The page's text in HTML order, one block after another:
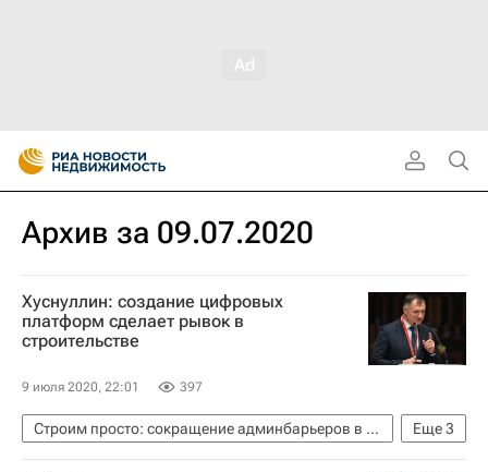
Архив за 09.07.2020
Хуснуллин: создание цифровых
платформ сделает рывок в
строительстве
9 июля 2020, 22:01 397
Еще3
Строим просто: сокращение админбарьеров в строительстве
Москва
Марат Хуснуллин